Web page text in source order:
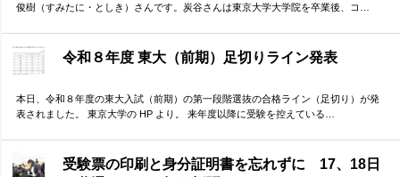
俊樹（すみたに・としき）さんです。炭谷さんは東京大学大学院を卒業後、コ…
令和８年度 東大（前期）足切りライン発表
本日、令和８年度の東大入試（前期）の第一段階選抜の合格ライン（足切り）が発
表されました。 東京大学の HP より。 来年度以降に受験を控えている…
受験票の印刷と身分証明書を忘れずに 17、18日